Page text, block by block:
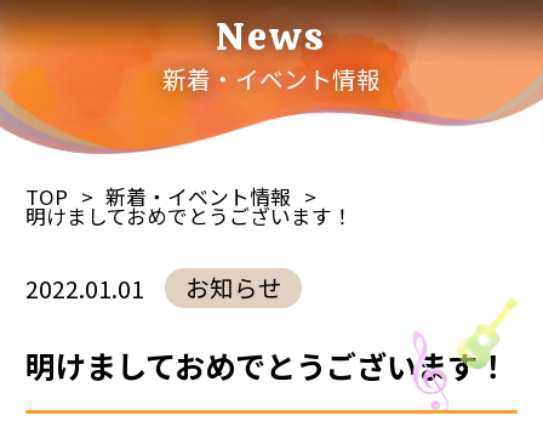
News
新着・イベント情報
TOP 新着・イベント情報
明けましておめでとうございます！
2022.01.01 お知らせ
明けましておめでとうございます！